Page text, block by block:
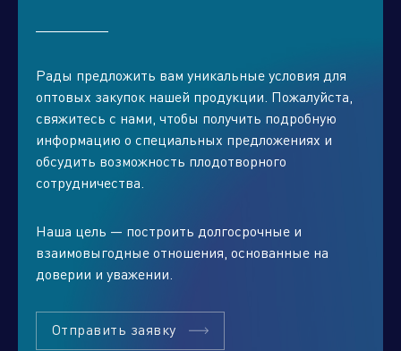
Отправить заявку
Рады предложить вам уникальные условия для
оптовых закупок нашей продукции. Пожалуйста,
свяжитесь с нами, чтобы получить подробную
информацию о специальных предложениях и
обсудить возможность плодотворного
сотрудничества.
Наша цель — построить долгосрочные и
взаимовыгодные отношения, основанные на
доверии и уважении.
Отправить заявку